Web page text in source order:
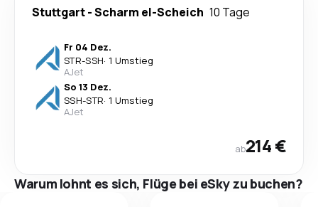
Stuttgart-Scharm el-Scheich 10 Tage
Fr 04 Dez.
STR-SSH· 1 Umstieg
AJet
So 13 Dez.
SSH-STR· 1 Umstieg
AJet
ab214 €
Warum lohnt es sich, Flüge bei eSky zu buchen?